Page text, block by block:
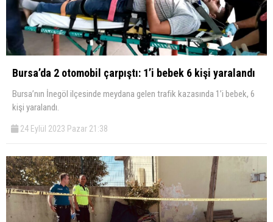
Bursa’da 2 otomobil çarpıştı: 1’i bebek 6 kişi yaralandı
Bursa’nın İnegöl ilçesinde meydana gelen trafik kazasında 1’i bebek, 6
kişi yaralandı.
24 Eylül 2023 Pazar 21:38